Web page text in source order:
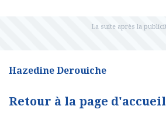
Hazedine Derouiche
Retour à la page d'accueil